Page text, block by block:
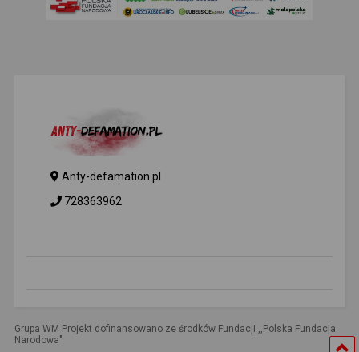
Anty-defamation.pl
728363962
Grupa WM Projekt dofinansowano ze środków Fundacji ,,Polska Fundacja
Narodowa"